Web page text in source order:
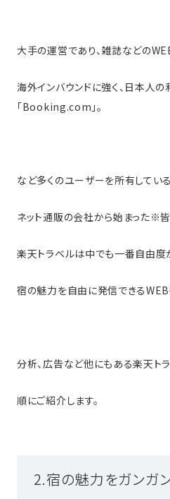
大手の運営であり、雑誌などの
海外インバウンドに強く、日本人
「Booking.com」。
など多くのユーザーを所有してい
ネット通販の会社から始まった※
楽天トラベルは中でも一番自由度
宿の魅力を自由に発信できるWEB
分析、広告など他にもある楽天ト
順にご紹介します。
2.宿の魅力をガンガ